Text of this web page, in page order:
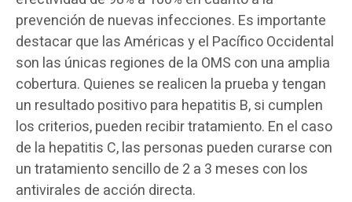
prevención de nuevas infecciones. Es importante
destacar que las Américas y el Pacífico Occidental
son las únicas regiones de la OMS con una amplia
cobertura. Quienes se realicen la prueba y tengan
un resultado positivo para hepatitis B, si cumplen
los criterios, pueden recibir tratamiento. En el caso
de la hepatitis C, las personas pueden curarse con
un tratamiento sencillo de 2 a 3 meses con los
antivirales de acción directa.